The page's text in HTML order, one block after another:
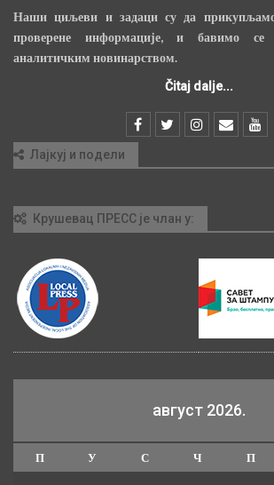
Наши циљеви и задаци су да
проверене информације, и бавимо
аналитичким новинарством.
Čitaj dalje...
Лајкуј и подели
Крушевац ПРЕСС је члан у:
август 2026.
П У С Ч П